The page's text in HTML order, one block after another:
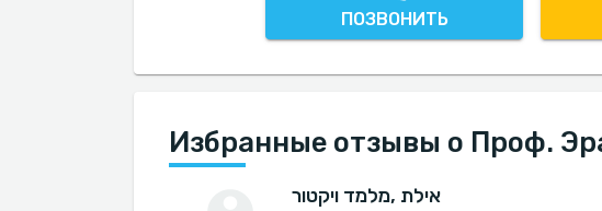
ПОЗВОНИТЬ
Избранные отзывы о Проф.
מלמד ויקטור , אילת